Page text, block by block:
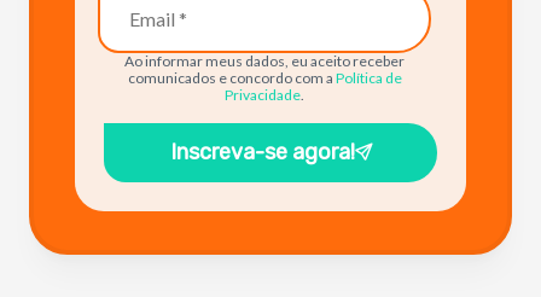
Ao informar meus dados, eu aceito receber
comunicados e concordo com a Política de
Privacidade.
Inscreva-se agora!